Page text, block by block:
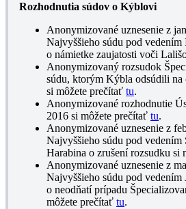
Rozhodnutia súdov o Kýblovi
Anonymizované uznesenie z
Najvyššieho súdu pod vedením
o námietke zaujatosti voči
Anonymizovaný rozsudok
súdu, ktorým Kýbla odsúdili na
si môžete prečítať tu.
Anonymizované rozhodnutie
2016 si môžete prečítať tu.
Anonymizované uznesenie z
Najvyššieho súdu pod vedením
Harabina o zrušení rozsudku si
Anonymizované uznesenie z
Najvyššieho súdu pod vedením
o neodňatí prípadu
môžete prečítať tu.